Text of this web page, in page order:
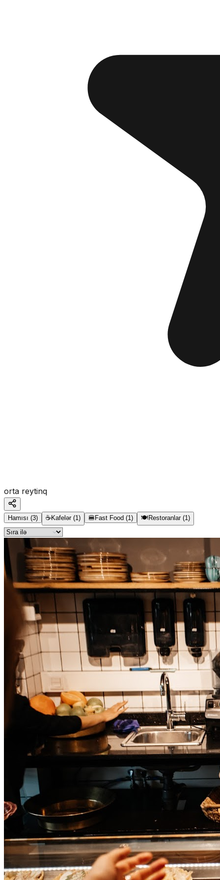
orta reytinq
Hamısı (3) ☕Kafelər(1 ) 🍔 Fast Food (1 ) 🍽️ Restoranlar(1 )